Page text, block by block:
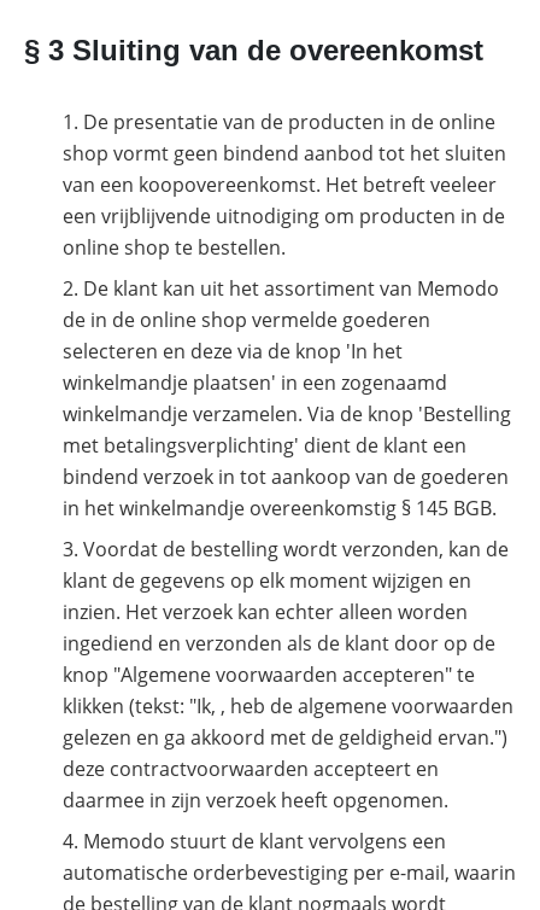
§ 3 Sluiting van de overeenkomst
De presentatie van de producten in de online
shop vormt geen bindend aanbod tot het sluiten
van een koopovereenkomst. Het betreft veeleer
een vrijblijvende uitnodiging om producten in de
online shop te bestellen.
De klant kan uit het assortiment van Memodo
de in de online shop vermelde goederen
selecteren en deze via de knop 'In het
winkelmandje plaatsen' in een zogenaamd
winkelmandje verzamelen. Via de knop 'Bestelling
met betalingsverplichting' dient de klant een
bindend verzoek in tot aankoop van de goederen
in het winkelmandje overeenkomstig § 145 BGB.
Voordat de bestelling wordt verzonden, kan de
klant de gegevens op elk moment wijzigen en
inzien. Het verzoek kan echter alleen worden
ingediend en verzonden als de klant door op de
knop "Algemene voorwaarden accepteren" te
klikken (tekst: "Ik, , heb de algemene voorwaarden
gelezen en ga akkoord met de geldigheid ervan.")
deze contractvoorwaarden accepteert en
daarmee in zijn verzoek heeft opgenomen.
Memodo stuurt de klant vervolgens een
automatische orderbevestiging per e-mail, waarin
de bestelling van de klant nogmaals wordt